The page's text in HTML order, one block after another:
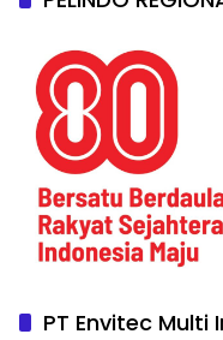
PT Envitec Multi